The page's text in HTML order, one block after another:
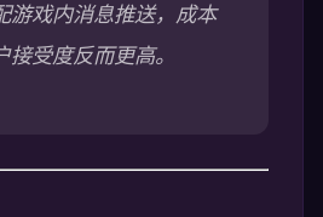
游戏内消息推送，成本
接受度反而更高。